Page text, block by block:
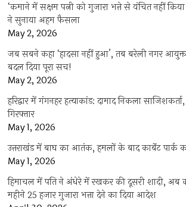
‘कमाने में सक्षम पत्नी को गुजारा भत्ते से वंचित नहीं
ने सुनाया अहम फैसला
May 2, 2026
जब सबने कहा ‘हादसा नहीं हुआ’, तब बरेली नगर
बदल दिया पूरा सच!
May 2, 2026
हरिद्वार में गंगनहर हत्याकांड: दामाद निकला
गिरफ्तार
May 1, 2026
उत्तराखंड में बाघ का आतंक, हमलों के बाद कार्बेट पार्क
May 1, 2026
हिमाचल में पति ने अंधेरे में रखकर की दूसरी शादी, अब
महीने 25 हजार गुजारा भत्ता देने का दिया आदेश